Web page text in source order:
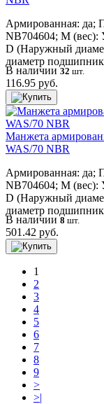
Армированная: да;
NB704604; M (вес):
D (Наружный
диаметр
В наличии32 шт.
116.95 руб.
Манжета
WAS/70 NBR
Армированная: да;
NB704604; M (вес):
D (Наружный
диаметр
В наличии8 шт.
501.42 руб.
1
2
3
4
5
6
7
8
9
>
>|